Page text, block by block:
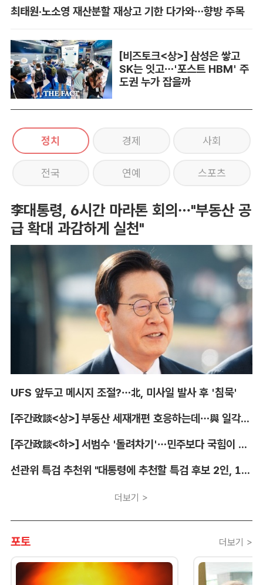
최태원·노소영 재산분할 재상고 기한 다가와…향방 주목
[비즈토크<상>] 삼성은 쌓고
SK는 잇고…'포스트 HBM' 주
도권 누가 잡을까
정치 경제 사회
전국 연예 스포츠
李대통령, 6시간 마라톤 회의…"부동산 공
급 확대 과감하게 실천"
UFS 앞두고 메시지 조절?…北, 미사일 발사 후 '침묵'
[주간政談<상>] 부동산 세재개편 호응하는데…與 일각의 속내
[주간政談<하>] 서범수 '돌려차기'…민주보다 국힘이 더 발끈
선관위 특검 추천위 "대통령에 추천할 특검 후보 2인, 14일 확정"
더보기 >
포토 더보기 >